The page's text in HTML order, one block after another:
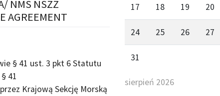
NMS NSZZ
AGREEMENT
§ 41 ust. 3 pkt 6 Statutu
41
Krajową Sekcję Morską
sierpień 2026
17 18 19 20
24 25 26 27
31